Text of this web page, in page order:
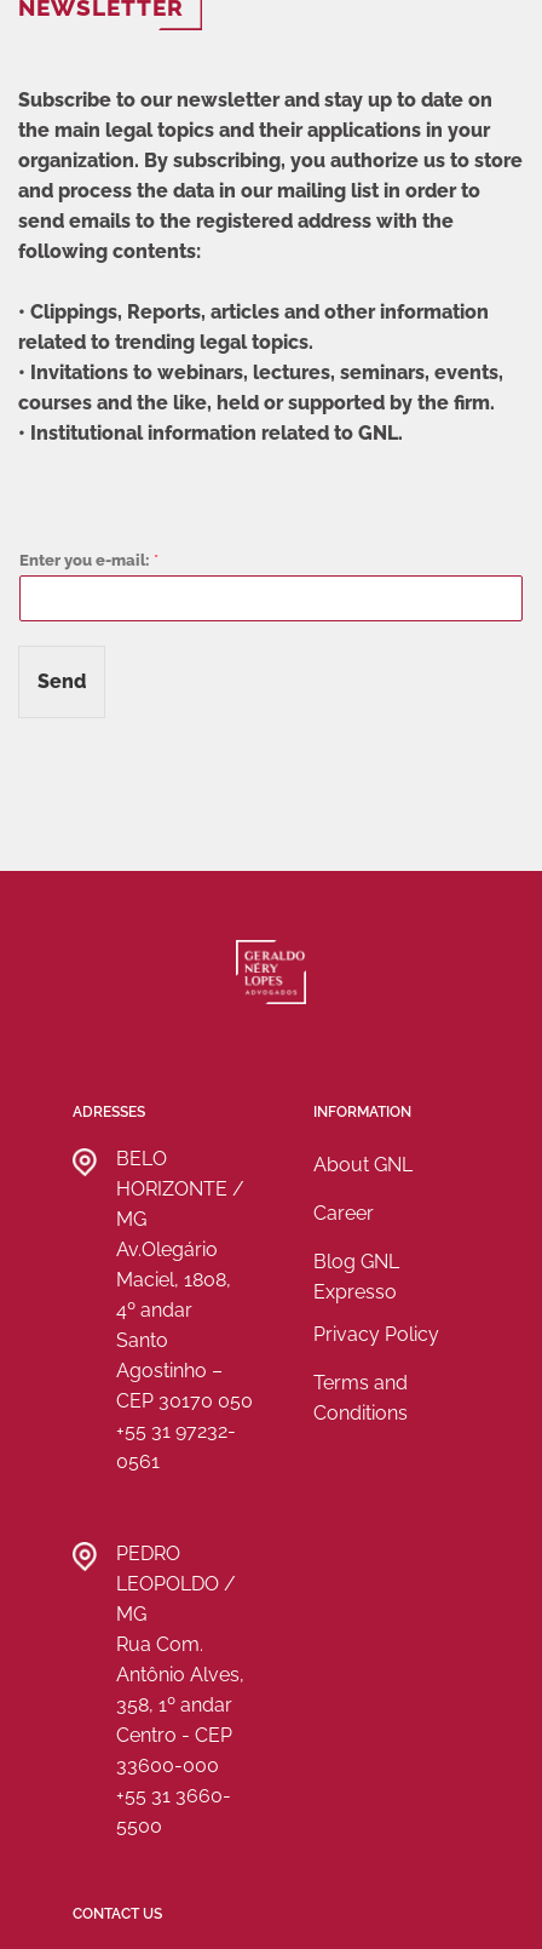
NEWSLETTER
Subscribe to our newsletter and stay up to date on
the main legal topics and their applications in your
organization. By subscribing, you authorize us to store
and process the data in our mailing list in order to
send emails to the registered address with the
following contents:
• Clippings, Reports, articles and other information
related to trending legal topics.
• Invitations to webinars, lectures, seminars, events,
courses and the like, held or supported by the firm.
• Institutional information related to GNL.
Enter you e-mail: *
Send
ADRESSES
BELO
HORIZONTE /
MG
Av.Olegário
Maciel, 1808,
4º andar
Santo
Agostinho –
CEP 30170 050
+55 31 97232-
0561
PEDRO
LEOPOLDO /
MG
Rua Com.
Antônio Alves,
358, 1º andar
Centro - CEP
33600-000
+55 31 3660-
5500
INFORMATION
About GNL
Career
Blog GNL
Expresso
Privacy Policy
Terms and
Conditions
CONTACT US